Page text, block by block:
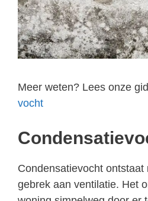
Meer weten? Lees onze
vocht
Condensatievocht ontstaat
gebrek aan ventilatie. Het